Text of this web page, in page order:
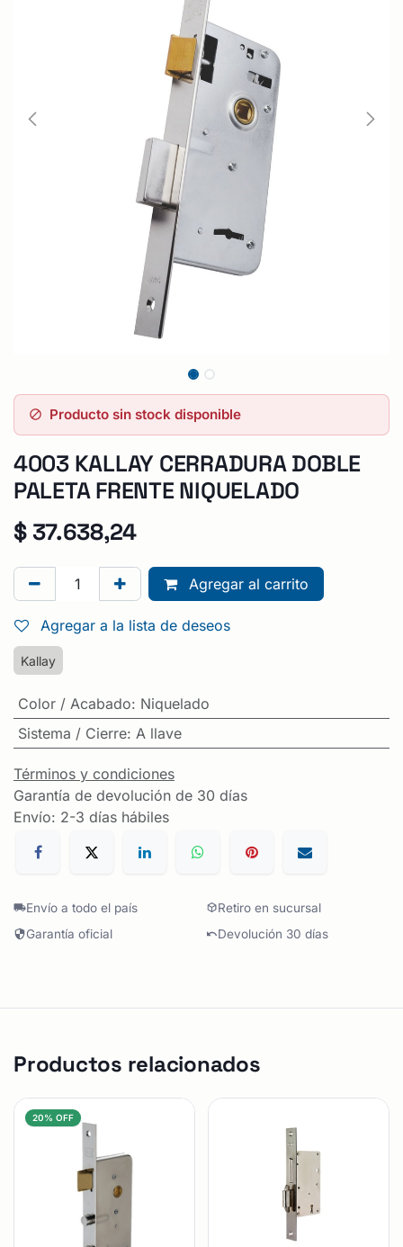
Producto sin stock disponible
4003 KALLAY CERRADURA DOBLE
PALETA FRENTE NIQUELADO
$37.638,24
Agregar al carrito
Agregar a la lista de deseos
Kallay
Color / Acabado: Niquelado
Sistema / Cierre: A llave
Términos y condiciones
Garantía de devolución de 30 días
Envío: 2-3 días hábiles
Envío a todo el país
Retiro en sucursal
Garantía oficial
Devolución 30 días
Productos relacionados
20% OFF